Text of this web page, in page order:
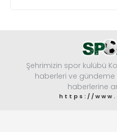
Şehrimizin spor kulübü
haberleri ve
haberlerine
https://